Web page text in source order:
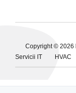
Copyright © 2026
Servicii IT
HVAC